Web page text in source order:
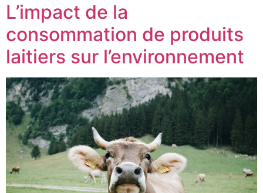
L’impact de la
consommation de produits
laitiers sur l’environnement